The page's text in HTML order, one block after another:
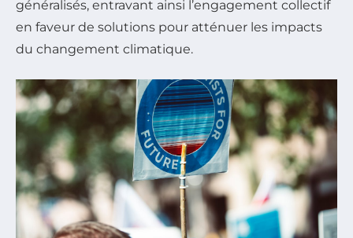
généralisés, entravant ainsi l’engagement collectif
en faveur de solutions pour atténuer les impacts
du changement climatique.